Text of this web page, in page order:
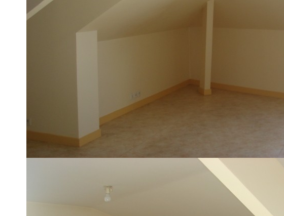
Au 3ème étage d'un petit collectif, appt comprenant : entrée directe dans